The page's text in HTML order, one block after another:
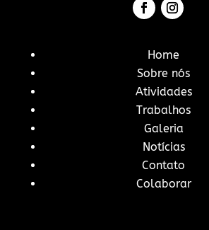
Home
Sobre nós
Atividades
Trabalhos
Galeria
Notícias
Contato
Colaborar